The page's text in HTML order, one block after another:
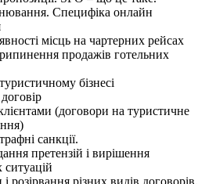
Специфіка онлайн
місць на чартерних рейсах
продажів готельних
бізнесі
(договори на туристичне
санкції.
претензій і вирішення
ситуацій
розірвання різних видів договорів.